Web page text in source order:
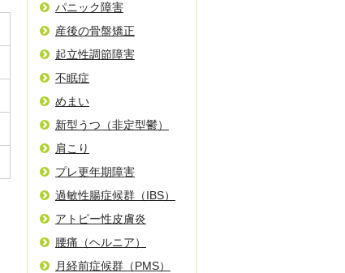
パニック障害
産後の骨盤矯正
起立性調節障害
不眠症
めまい
新型うつ（非定型鬱）
肩こり
プレ更年期障害
過敏性腸症候群（IBS）
アトピー性皮膚炎
腰痛（ヘルニア）
月経前症候群（PMS）